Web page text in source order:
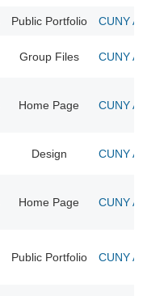
Public Portfolio CUNY
Group Files CUNY
Home Page CUNY
Design CUNY
Home Page CUNY
Public Portfolio CUNY